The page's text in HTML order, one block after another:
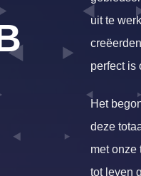
uit te
perfect is
Het
deze
met onze
tot leven